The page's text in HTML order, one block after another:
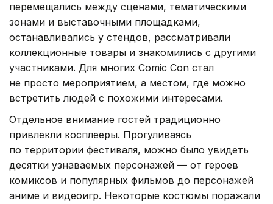
перемещались между сценами, тематическими
зонами и выставочными площадками,
останавливались у стендов, рассматривали
коллекционные товары и знакомились с другими
участниками. Для многих Comic Con стал
не просто мероприятием, а местом, где можно
встретить людей с похожими интересами.
Отдельное внимание гостей традиционно
привлекли косплееры. Прогуливаясь
по территории фестиваля, можно было увидеть
десятки узнаваемых персонажей — от героев
комиксов и популярных фильмов до персонажей
аниме и видеоигр. Некоторые костюмы поражали